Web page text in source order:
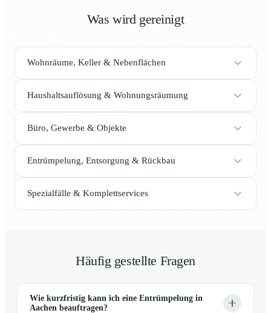
Was wird gereinigt
Wohnräume, Keller & Nebenflächen
Haushaltsauflösung & Wohnungsräumung
Büro, Gewerbe & Objekte
Entrümpelung, Entsorgung & Rückbau
Spezialfälle & Komplettservices
Häufig gestellte Fragen
Wie kurzfristig kann ich eine Entrümpelung in
Aachen beauftragen?